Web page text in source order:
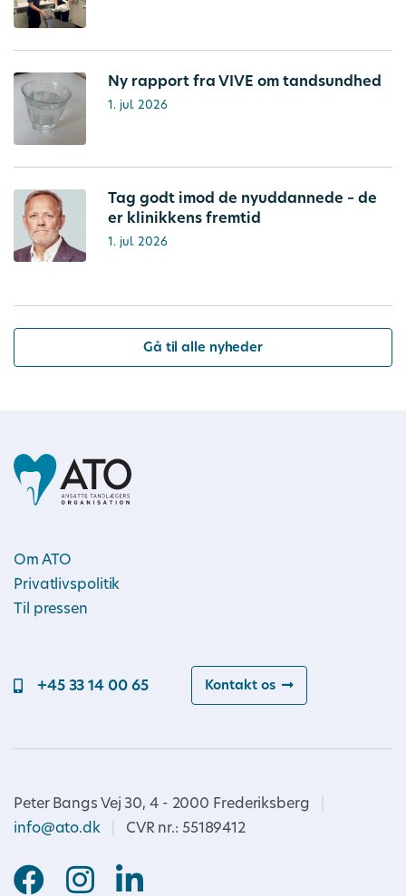
Ny rapport fra VIVE om tandsundhed
1. jul. 2026
Tag godt imod de nyuddannede – de
er klinikkens fremtid
1. jul. 2026
Gå til alle nyheder
Om ATO
Privatlivspolitik
Til pressen
+45 33 14 00 65 Kontakt os
Peter Bangs Vej 30, 4 - 2000 Frederiksberg
info@ato.dk
CVR nr.: 55189412